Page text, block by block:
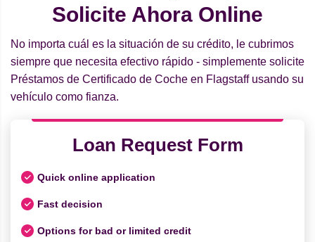
Solicite Ahora Online
No importa cuál es la situación de su crédito, le cubrimos
siempre que necesita efectivo rápido - simplemente solicite
Préstamos de Certificado de Coche en Flagstaff usando su
vehículo como fianza.
Loan Request Form
Quick online application
Fast decision
Options for bad or limited credit